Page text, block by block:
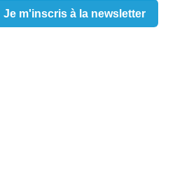
Je m'inscris à la newsletter